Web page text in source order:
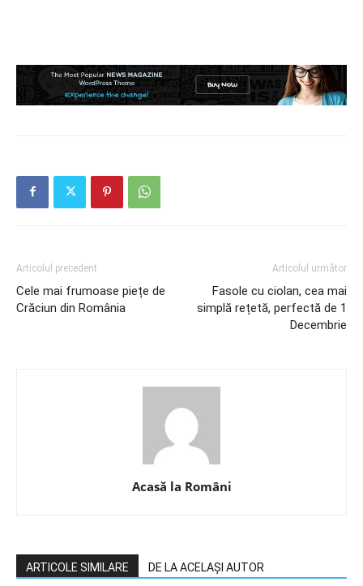
Articolul precedent
Cele mai frumoase piețe de
Crăciun din România
Articolul următor
Fasole cu ciolan, cea mai
simplă rețetă, perfectă de 1
Decembrie
Acasă la Români
ARTICOLE SIMILARE DE LA ACELAȘI AUTOR